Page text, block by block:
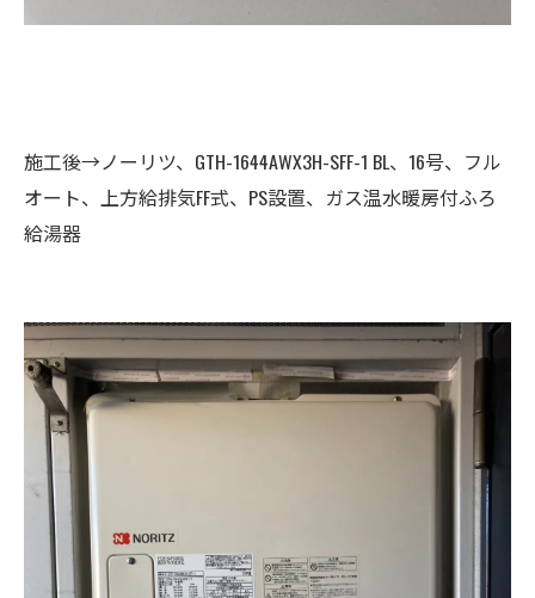
施工後→ノーリツ、GTH-1644AWX3H-SFF-1 BL、16号、フル
オート、上方給排気FF式、PS設置、ガス温水暖房付ふろ
給湯器